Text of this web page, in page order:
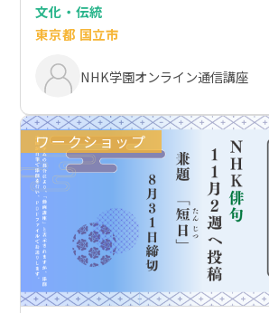
文化・伝統
東京都 国立市
NHK学園オンライン通信講座
ワークショップ